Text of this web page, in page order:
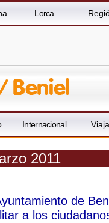
Lorca
Internacional
2011
de
a los